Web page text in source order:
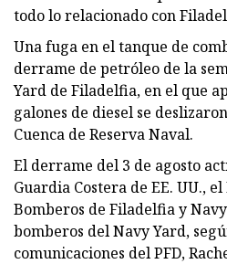
todo lo relacionado con
Una fuga en el tanque de
derrame de petróleo de la
Yard de Filadelfia, en el que
galones de diesel se
Cuenca de Reserva Naval.
El derrame del 3 de agosto
Guardia Costera de EE. UU.,
Bomberos de Filadelfia y
bomberos del Navy Yard,
comunicaciones del PFD,